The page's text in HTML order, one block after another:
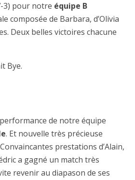
3) pour notre équipe B
composée de Barbara, d’Olivia
Deux belles victoires chacune
Bye.
de notre équipe
. Et nouvelle très précieuse
prestations d’Alain,
a gagné un match très
revenir au diapason de ses